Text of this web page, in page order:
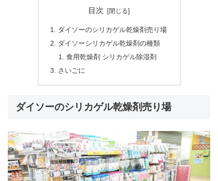
目次
ダイソーのシリカゲル乾燥剤売り場
ダイソーシリカゲル乾燥剤の種類
食用乾燥剤 シリカゲル除湿剤
さいごに
ダイソーのシリカゲル乾燥剤売り場